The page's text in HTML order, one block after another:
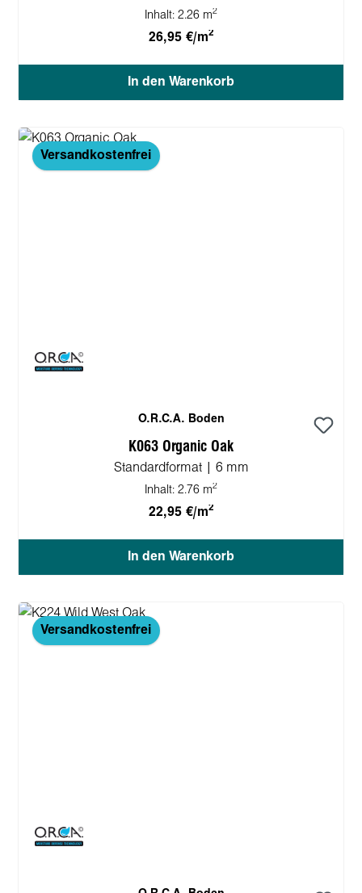
Inhalt: 2.26 m2
26,95 €/m2
In den Warenkorb
Versandkostenfrei
O.R.C.A. Boden
K063 Organic Oak
Standardformat | 6 mm
Inhalt: 2.76 m2
22,95 €/m2
In den Warenkorb
Versandkostenfrei